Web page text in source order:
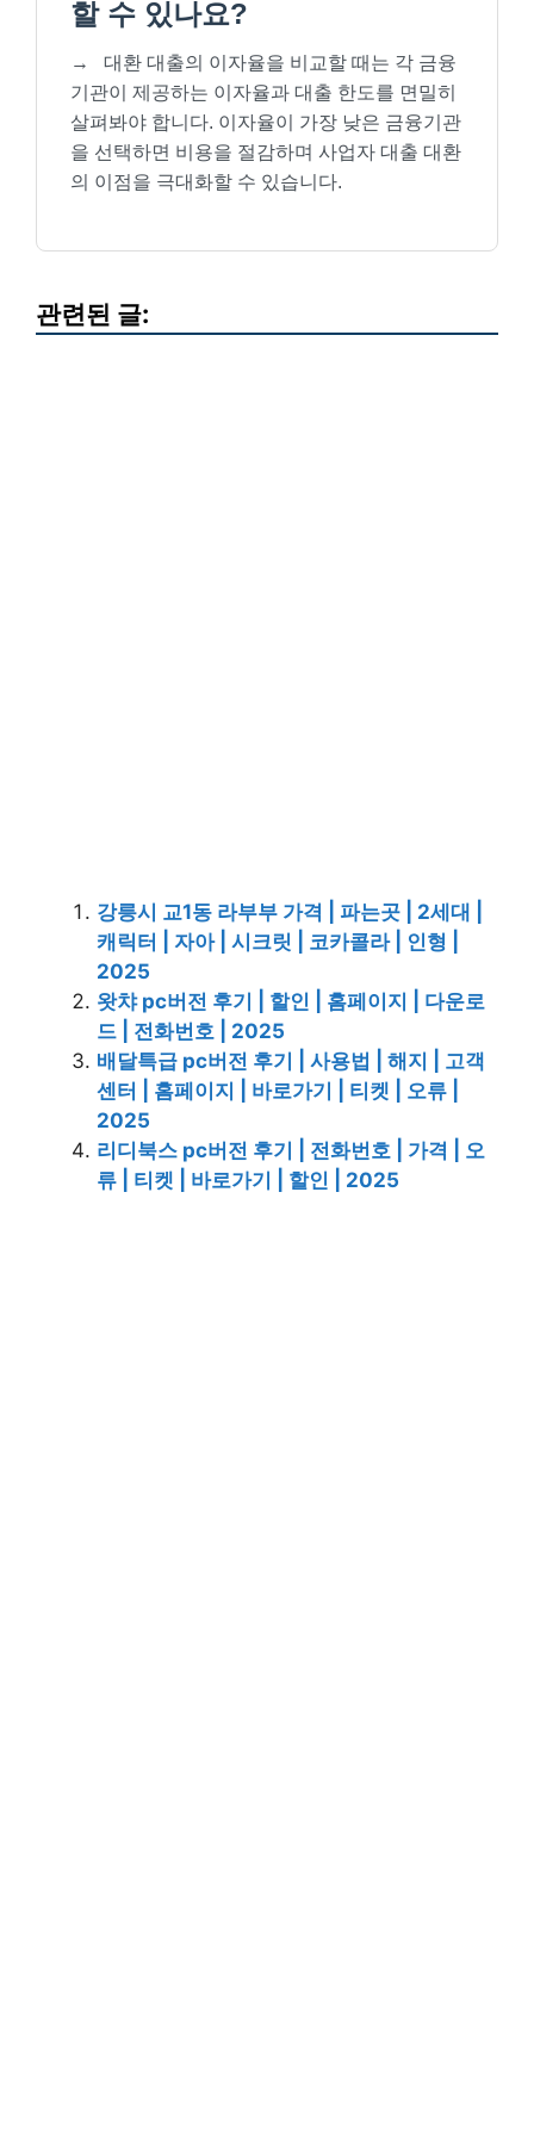
할 수 있나요?
→
대환 대출의 이자율을 비교할 때는 각 금융
기관이 제공하는 이자율과 대출 한도를 면밀히
살펴봐야 합니다. 이자율이 가장 낮은 금융기관
을 선택하면 비용을 절감하며 사업자 대출 대환
의 이점을 극대화할 수 있습니다.
관련된 글:
강릉시 교1동 라부부 가격 | 파는곳 | 2세대 |
캐릭터 | 자아 | 시크릿 | 코카콜라 | 인형 |
2025
왓챠 pc버전 후기 | 할인 | 홈페이지 | 다운로
드 | 전화번호 | 2025
배달특급 pc버전 후기 | 사용법 | 해지 | 고객
센터 | 홈페이지 | 바로가기 | 티켓 | 오류 |
2025
리디북스 pc버전 후기 | 전화번호 | 가격 | 오
류 | 티켓 | 바로가기 | 할인 | 2025